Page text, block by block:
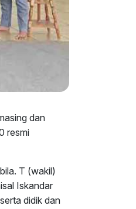
dan
resmi
T (wakil)
Iskandar
didik dan